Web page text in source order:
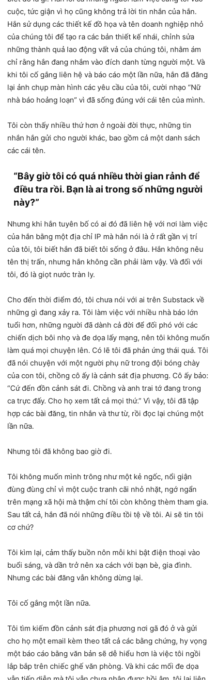
cuộc, tức giận vì họ cũng không trả lời tin nhắn của hắn.
Hắn sử dụng các thiết kế đồ họa và tên doanh nghiệp nhỏ
của chúng tôi để tạo ra các bản thiết kế nhái, chỉnh sửa
những thành quả lao động vất vả của chúng tôi, nhằm ám
chỉ rằng hắn đang nhắm vào đích danh từng người một. Và
khi tôi cố gắng liên hệ và báo cáo một lần nữa, hắn đã đăng
lại ảnh chụp màn hình các yêu cầu của tôi, cười nhạo “Nữ
nhà báo hoảng loạn” vì đã sống đúng với cái tên của mình.
Tôi còn thấy nhiều thứ hơn ở ngoài đời thực, những tin
nhắn hắn gửi cho người khác, bao gồm cả một danh sách
các cái tên.
“Bây giờ tôi có quá nhiều thời gian rảnh để
điều tra rồi. Bạn là ai trong số những người
này?”
Nhưng khi hắn tuyên bố có ai đó đã liên hệ với nơi làm việc
của hắn bằng một địa chỉ IP mà hắn nói là ở rất gần vị trí
của tôi, tôi biết hắn đã biết tôi sống ở đâu. Hắn không nêu
tên thị trấn, nhưng hắn không cần phải làm vậy. Và đối với
tôi, đó là giọt nước tràn ly.
Cho đến thời điểm đó, tôi chưa nói với ai trên Substack về
những gì đang xảy ra. Tôi làm việc với nhiều nhà báo lớn
tuổi hơn, những người đã dành cả đời để đối phó với các
chiến dịch bôi nhọ và đe dọa lấy mạng, nên tôi không muốn
làm quá mọi chuyện lên. Có lẽ tôi đã phản ứng thái quá. Tôi
đã nói chuyện với một người phụ nữ trong đội bóng chày
của con tôi, chồng cô ấy là cảnh sát địa phương. Cô ấy bảo:
“Cứ đến đồn cảnh sát đi. Chồng và anh trai tớ đang trong
ca trực đấy. Cho họ xem tất cả mọi thứ.” Vì vậy, tôi đã tập
hợp các bài đăng, tin nhắn và thư từ, rồi đọc lại chúng một
lần nữa.
Nhưng tôi đã không bao giờ đi.
Tôi không muốn mình trông như một kẻ ngốc, nổi giận
đùng đùng chỉ vì một cuộc tranh cãi nhỏ nhặt, ngớ ngẩn
trên mạng xã hội mà thậm chí tôi còn không thèm tham gia.
Sau tất cả, hắn đã nói những điều tồi tệ về tôi. Ai sẽ tin tôi
cơ chứ?
Tôi kìm lại, cảm thấy buồn nôn mỗi khi bật điện thoại vào
buổi sáng, và dần trở nên xa cách với bạn bè, gia đình.
Nhưng các bài đăng vẫn không dừng lại.
Tôi cố gắng một lần nữa.
Tôi tìm kiếm đồn cảnh sát địa phương nơi gã đó ở và gửi
cho họ một email kèm theo tất cả các bằng chứng, hy vọng
một báo cáo bằng văn bản sẽ dễ hiểu hơn là việc tôi ngồi
lắp bắp trên chiếc ghế văn phòng. Và khi các mối đe dọa